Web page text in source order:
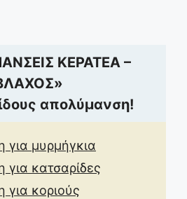
ΚΕΡΑΤΕΑ –
απολύμανση!
για μυρμήγκια
κατσαρίδες
κοριούς